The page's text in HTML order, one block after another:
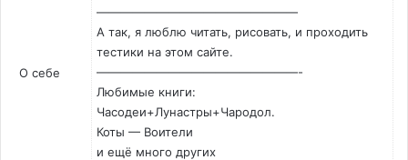
О себе
—————————————————
А так, я люблю читать, рисовать, и проходить
тестики на этом сайте.
—————————————————-
Любимые книги:
Часодеи+Лунастры+Чародол.
Коты — Воители
и ещё много других